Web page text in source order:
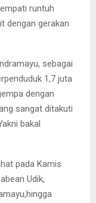
runtuh
dengan gerakan
sebagai
1,7 juta
dengan
sangat ditakuti
bakal
pada Kamis
Udik,